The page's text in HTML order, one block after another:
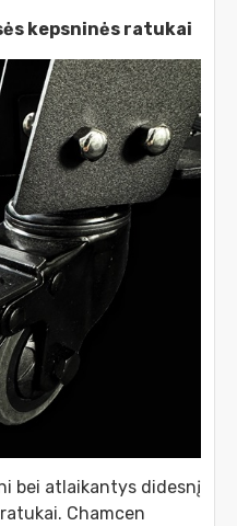
kepsninės ratukai
bei atlaikantys didesnį
Chamcen